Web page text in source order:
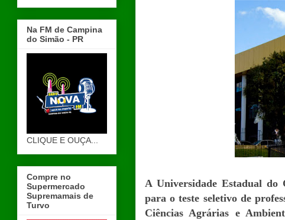
A Universidade Estadual do
para o teste seletivo de
Ciências Agrárias e
Na FM de Campina
do Simão - PR
CLIQUE E OUÇA...
Compre no
Supermercado
Supremamais de
Turvo